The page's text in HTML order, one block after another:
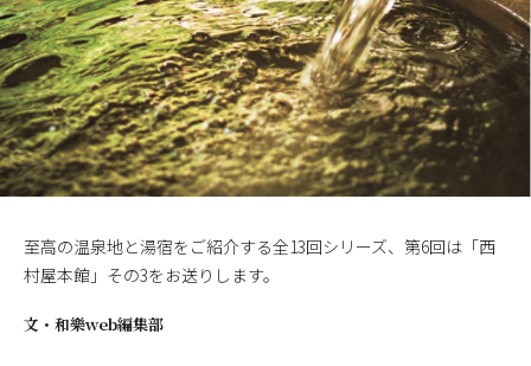
至高の温泉地と湯宿をご紹介する全13回シリーズ、第6回は「西
村屋本館」その3をお送りします。
文・ 和樂web編集部